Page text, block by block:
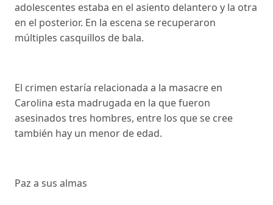
adolescentes estaba en el asiento delantero y la otra
en el posterior. En la escena se recuperaron
múltiples casquillos de bala.
El crimen estaría relacionada a la masacre en
Carolina esta madrugada en la que fueron
asesinados tres hombres, entre los que se cree
también hay un menor de edad.
Paz a sus almas